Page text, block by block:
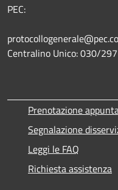
PEC:
Centralino Unico: 030/
Prenotazione
Segnalazione
Leggi le FAQ
Richiesta assistenza